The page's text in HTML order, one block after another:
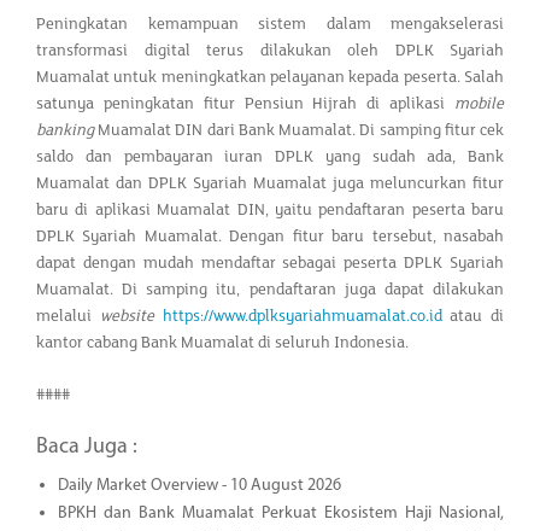
Peningkatan kemampuan sistem dalam mengakselerasi
transformasi digital terus dilakukan oleh DPLK Syariah
Muamalat untuk meningkatkan pelayanan kepada peserta. Salah
satunya peningkatan fitur Pensiun Hijrah di aplikasi mobile
bankingMuamalat DIN dari Bank Muamalat. Di samping fitur cek
saldo dan pembayaran iuran DPLK yang sudah ada, Bank
Muamalat dan DPLK Syariah Muamalat juga meluncurkan fitur
baru di aplikasi Muamalat DIN, yaitu pendaftaran peserta baru
DPLK Syariah Muamalat. Dengan fitur baru tersebut, nasabah
dapat dengan mudah mendaftar sebagai peserta DPLK Syariah
Muamalat. Di samping itu, pendaftaran juga dapat dilakukan
melalui
website https://www.dplksyariahmuamalat.co.idatau di
kantor cabang Bank Muamalat di seluruh Indonesia.
####
Baca Juga :
Daily Market Overview - 10 August 2026
BPKH dan Bank Muamalat Perkuat Ekosistem Haji Nasional,